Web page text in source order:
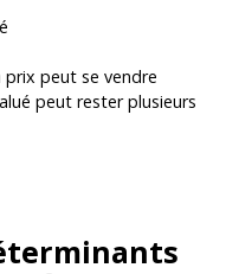
peut se vendre
peut rester plusieurs